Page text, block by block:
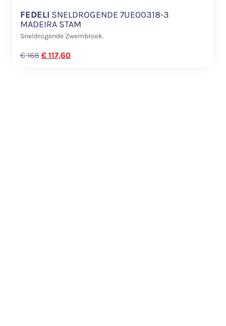
FEDELI SNELDROGENDE 7UE00318-3
MADEIRA STAM
Sneldrogende Zwembroek.
€168 € 117,60